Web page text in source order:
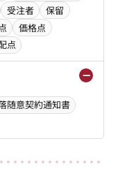
受注者
保留
価格点
点
随意契約通知書